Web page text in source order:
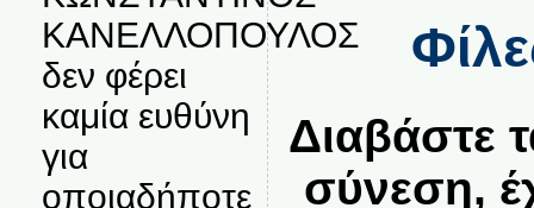
ΚΑΝΕΛΛΟΠΟΥΛΟΣ
δεν φέρει
καμία ευθύνη
για
οποιαδήποτε
Διαβάστε
σύνεση,